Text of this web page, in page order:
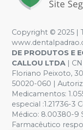
Copyright © 2025 |
DE PRODUTOS E
CALLOU LTDA |
Floriano Peixoto,
50020-060 |
Medicamentos:
especial :1.21736-3
Médico: 8.00380-9
Farmacêutico